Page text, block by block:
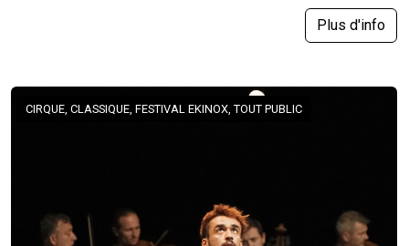
Plus d'info
CIRQUE, CLASSIQUE, FESTIVAL EKINOX, TOUT PUBLIC